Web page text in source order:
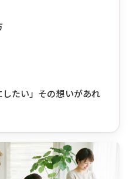
たい」その想いがあれ